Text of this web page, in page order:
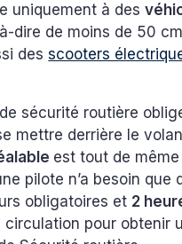
uniquement à des
dire de moins de 50
desscooters
sécurité routière
mettre derrière le
est tout de même
pilote n’a besoin que
obligatoires et 2
circulation pour obtenir